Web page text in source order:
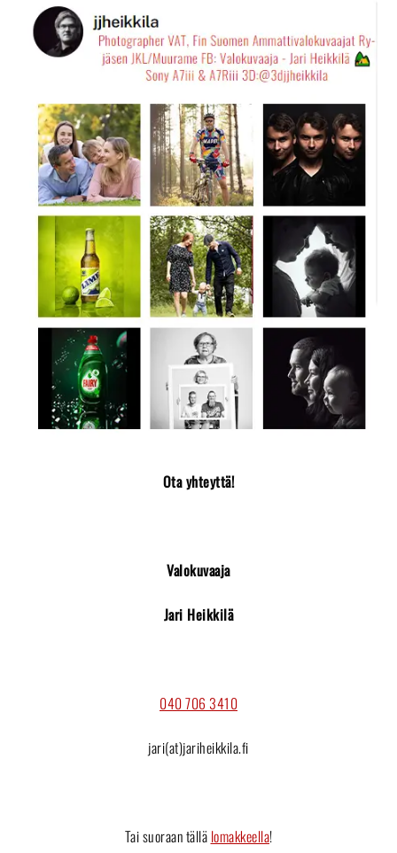
Ota yhteyttä!
Valokuvaaja
Jari Heikkilä
040 706 3410
jari(at)jariheikkila.fi
Tai suoraan tällä lomakkeella!